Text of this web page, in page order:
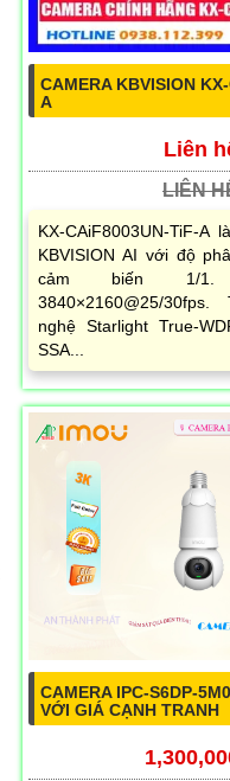
CAMERA KBVISION
A
Liên
LIÊN
KX-CAiF8003UN-TiF-A
KBVISION AI với độ
cảm biến 1/1.
3840×2160@25/
nghệ Starlight True-
SSA...
CAMERA IPC-S6DP-
VỚI GIÁ CẠNH TRANH